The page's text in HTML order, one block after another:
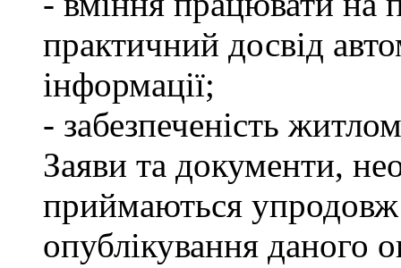
практичний досвід
інформації;
- забезпеченість
Заяви та документи,
приймаються упродовж
опублікування даного